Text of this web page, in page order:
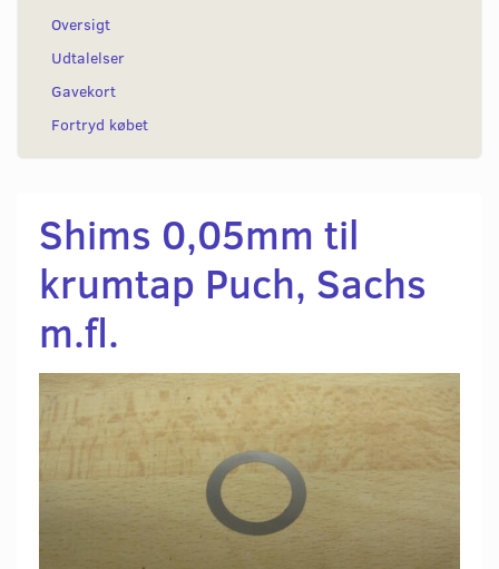
Oversigt
Udtalelser
Gavekort
Fortryd købet
Shims 0,05mm til
krumtap Puch, Sachs
m.fl.